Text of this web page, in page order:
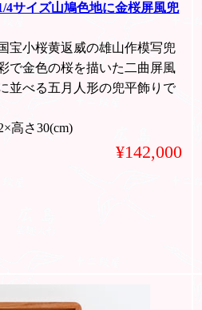
4サイズ山鳩色地に金桜屏風兜
宝小桜黄返威の雄山作模写兜
で金色の桜を描いた二曲屏風
並べる五月人形の兜平飾りで
高さ30(cm)
¥142,000